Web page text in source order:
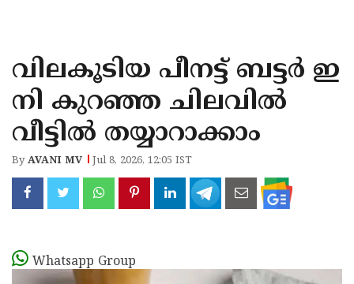
KANNUR
KASARAGOD
വിലകൂടിയ പീനട്ട് ബട്ടർ ഇ
നി കുറഞ്ഞ ചിലവിൽ
വീട്ടിൽ തയ്യാറാക്കാം
ByAVANI MV Jul 8, 2026, 12:05 IST
Whatsapp Group